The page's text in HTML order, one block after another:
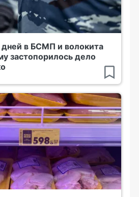
в БСМП и волокита
застопорилось дело